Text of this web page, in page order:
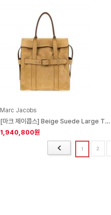
Marc Jacobs
[마크 제이콥스] Beige Suede Large The Dakota Shopping Bag Sahara Borse A Mano
1,940,800원
1 2